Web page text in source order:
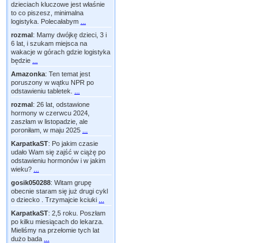
dzieciach kluczowe jest właśnie
to co piszesz, minimalna
logistyka. Polecałabym
rozmal: Mamy dwójkę dzieci, 3 i
6 lat, i szukam miejsca na
wakacje w górach gdzie logistyka
będzie
Amazonka: Ten temat jest
poruszony w wątku NPR po
odstawieniu tabletek.
rozmal: 26 lat, odstawione
hormony w czerwcu 2024,
zaszłam w listopadzie, ale
poroniłam, w maju 2025
KarpatkaST: Po jakim czasie
udało Wam się zajść w ciążę po
odstawieniu hormonów i w jakim
wieku?
gosik050288: Witam grupę
obecnie staram się już drugi cykl
o dziecko . Trzymajcie kciuki
KarpatkaST: 2,5 roku. Poszłam
po kilku miesiącach do lekarza.
Mieliśmy na przełomie tych lat
dużo bada